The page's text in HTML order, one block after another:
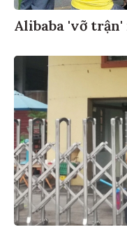
Alibaba 'vỡ